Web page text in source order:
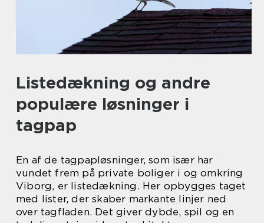
Listedækning og andre
populære løsninger i
tagpap
En af de tagpapløsninger, som især har
vundet frem på private boliger i og omkring
Viborg, er listedækning. Her opbygges taget
med lister, der skaber markante linjer ned
over tagfladen. Det giver dybde, spil og en